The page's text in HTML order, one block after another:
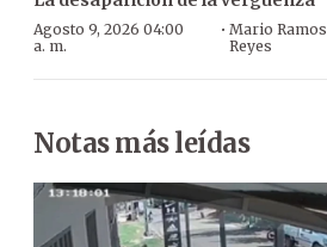
Agosto 9, 2026 04:00
a. m.
· Mario Ramos
Reyes
Notas más leídas